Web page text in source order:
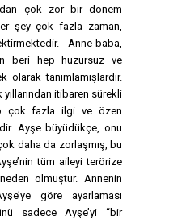
çok zor bir dönem
şey çok fazla zaman,
Anne-baba,
beri hep huzursuz ve
tanımlamışlardır.
yıllarından itibaren sürekli
çok fazla ilgi ve özen
Ayşe büyüdükçe, onu
daha da zorlaşmış, bu
tüm aileyi terörize
olmuştur. Annenin
göre ayarlaması
sadece Ayşe’yi “bir